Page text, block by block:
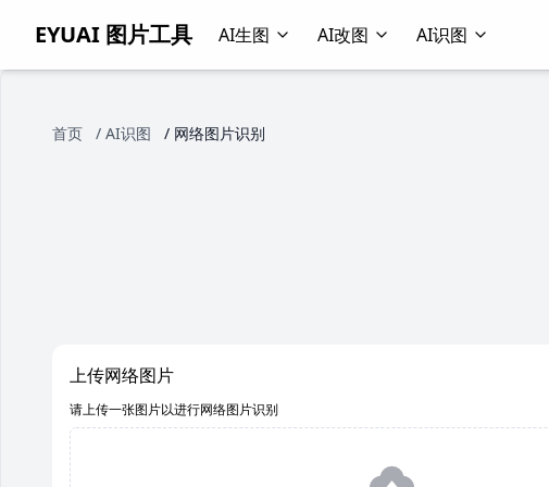
EYUAI 图片工具 AI生图 AI改图 AI识图
首页 / AI识图 / 网络图片识别
上传网络图片
请上传一张图片以进行网络图片识别